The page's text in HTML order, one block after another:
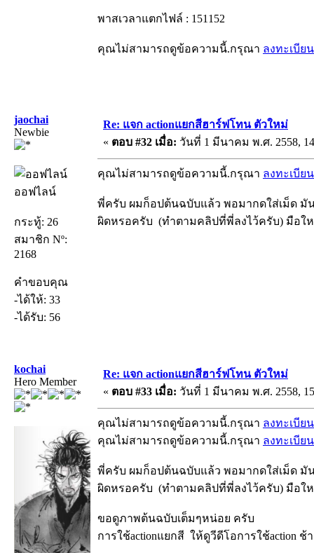
พาสเวลาแตกไฟล์ : 151152
คุณไม่สามารถดูข้อความนี้.กรุณา ลงทะเบียน
jaochai
Newbie
ออฟไลน์
กระทู้: 26
สมาชิก Nº:
2168
คำขอบคุณ
-ได้ให้: 33
-ได้รับ: 56
Re: แจก actionแยกสีฮาร์ฟโทน ตัวใหม่
« ตอบ #32 เมื่อ: วันที่ 1 มีนาคม พ.ศ. 2558,
คุณไม่สามารถดูข้อความนี้.กรุณา ลงทะเบียน
พี่ครับ ผมก็อปต้นฉบับแล้ว พอมากดใส่เม็ด
ผิดหรอครับ (ทำตามคลิปที่พี่ลงไว้ครับ) มือ
kochai
Hero Member
Re: แจก actionแยกสีฮาร์ฟโทน ตัวใหม่
« ตอบ #33 เมื่อ: วันที่ 1 มีนาคม พ.ศ. 2558,
คุณไม่สามารถดูข้อความนี้.กรุณา ลงทะเบียน
คุณไม่สามารถดูข้อความนี้.กรุณา ลงทะเบียน
พี่ครับ ผมก็อปต้นฉบับแล้ว พอมากดใส่เม็ด
ผิดหรอครับ (ทำตามคลิปที่พี่ลงไว้ครับ) มือ
ขอดูภาพต้นฉบับเต็มๆหน่อย ครับ
การใช้actionแยกสี ให้ดูวีดีโอการใช้action